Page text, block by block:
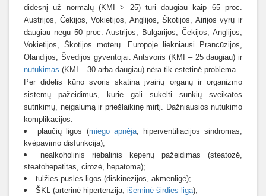
didesnį už normalų (KMI > 25) turi daugiau kaip 65 proc.
Austrijos, Čekijos, Vokietijos, Anglijos, Škotijos, Airijos vyrų ir
daugiau negu 50 proc. Austrijos, Bulgarijos, Čekijos, Anglijos,
Vokietijos, Škotijos moterų. Europoje liekniausi Prancūzijos,
Olandijos, Švedijos gyventojai. Antsvoris (KMI – 25 daugiau) ir
nutukimas (KMI – 30 arba daugiau) nėra tik estetinė problema.
Per didelis kūno svoris skatina įvairių organų ir organizmo
sistemų pažeidimus, kurie gali sukelti sunkių sveikatos
sutrikimų, neįgalumą ir priešlaikinę mirtį. Dažniausios nutukimo
komplikacijos:
plaučių ligos (miego apnėja, hiperventiliacijos sindromas,
kvėpavimo disfunkcija);
nealkoholinis riebalinis kepenų pažeidimas (steatozė,
steatohepatitas, cirozė, hepatoma);
tulžies pūslės ligos (diskinezijos, akmenligė);
ŠKL (arterinė hipertenzija, išeminė širdies liga);